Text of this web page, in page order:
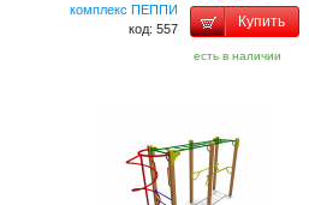
комплекс ПЕППИ
код: 557
Купить
есть в наличии